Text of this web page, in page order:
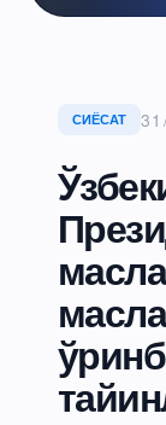
СИЁСАТ